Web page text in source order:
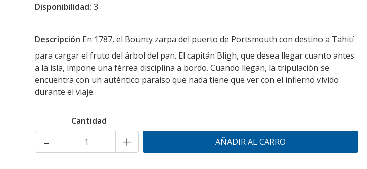
Disponibilidad: 3
Descripción En 1787, el Bounty zarpa del puerto de Portsmouth con destino a Tahití
para cargar el fruto del árbol del pan. El capitán Bligh, que desea llegar cuanto antes
a la isla, impone una férrea disciplina a bordo. Cuando llegan, la tripulación se
encuentra con un auténtico paraíso que nada tiene que ver con el infierno vivido
durante el viaje.
Cantidad
+
-